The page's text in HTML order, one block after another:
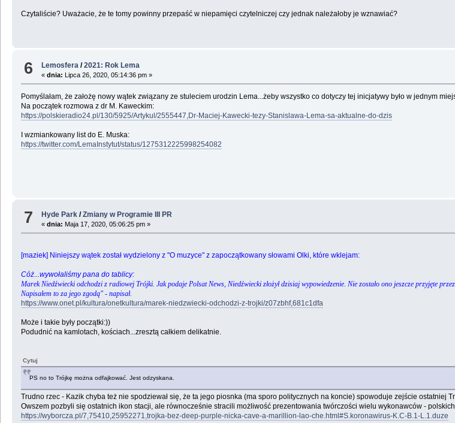
Czytaliście? Uważacie, że te tomy powinny przepaść w niepamięci czytelniczej czy jednak należałoby je wznawiać?
6 Lemosfera /2021: Rok Lema
«dnia: Lipca 26, 2020, 05:14:36 pm »
Pomyślałam, że założę nowy wątek związany ze stuleciem urodzin Lema...żeby wszystko co dotyczy tej inicjatywy było w jednym
Na początek rozmowa z dr M. Kaweckim:
https://polskieradio24.pl/130/5925/Artykul/2555447,Dr-Maciej-Kawecki-tezy-Stanislawa-Lema-sa-aktualne-do-dzis
I wzmiankowany list do E. Muska:
https://twitter.com/LemaInstytut/status/1275312225998254082
7 Hyde Park /Zmiany w Programie III PR
«dnia: Maja 17, 2020, 05:06:25 pm »
[maziek] Niniejszy wątek został wydzielony z "O muzyce" z zapoczątkowany słowami Olki, które wklejam:
Cóż...wywołaliśmy pana do tablicy:
Marek Niedźwiecki odchodzi z radiowej Trójki. Jak podaje Polsat News, Niedźwiecki złożył dzisiaj wypowiedzenie. Nie zostało ono jeszcze przyjęte
Napisałem to za jego zgodą" - napisał.
https://www.onet.pl/kultura/onetkultura/marek-niedzwiecki-odchodzi-z-trojki/z07zbhf,681c1dfa
Może i takie były początki:))
Podudnić na kamlotach, kościach...zresztą całkiem delikatnie.
Cytuj
PS no to Trójkę można odfajkować. Jest odzyskana.
Trudno rzec - Kazik chyba też nie spodziewał się, że ta jego piosnka (ma sporo politycznych na koncie) spowoduje zejście ostatniej
Owszem pozbyli się ostatnich ikon stacji, ale równocześnie stracili możliwość prezentowania twórczości wielu wykonawców -
https://wyborcza.pl/7,75410,25952271,trojka-bez-deep-purple-nicka-cave-a-marillion-lao-che.html#S.koronawirus-K.C-B.1-L.1.duze